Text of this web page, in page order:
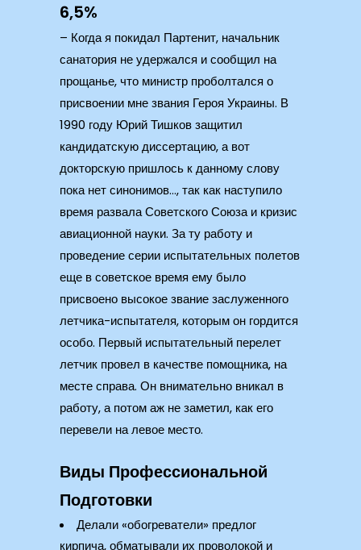
6,5%
– Когда я покидал Партенит, начальник
санатория не удержался и сообщил на
прощанье, что министр проболтался о
присвоении мне звания Героя Украины. В
1990 году Юрий Тишков защитил
кандидатскую диссертацию, а вот
докторскую пришлось к данному слову
пока нет синонимов…, так как наступило
время развала Советского Союза и кризис
авиационной науки. За ту работу и
проведение серии испытательных полетов
еще в советское время ему было
присвоено высокое звание заслуженного
летчика-испытателя, которым он гордится
особо. Первый испытательный перелет
летчик провел в качестве помощника, на
месте справа. Он внимательно вникал в
работу, а потом аж не заметил, как его
перевели на левое место.
Виды Профессиональной
Подготовки
Делали «обогреватели» предлог
кирпича, обматывали их проволокой и